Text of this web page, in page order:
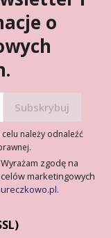
o
należy odnaleźć
zgodę na
marketingowych
.